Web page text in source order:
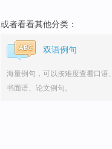
或者看看其他分类：
双语例句
海量例句，可以按难度查看口语、
书面语、论文例句。